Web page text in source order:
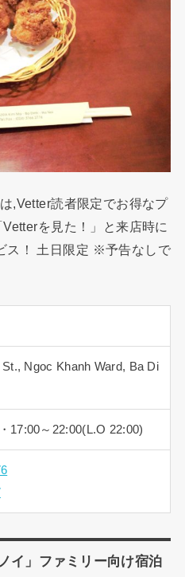
,Vetter読者限定でお得なプ
を見た！」と来店時に
ス！ 土日限定 ※予告なしで
Ngoc Khanh Ward, Ba Di
17:00～22:00(L.O 22:00)
イ」ファミリー向け宿泊